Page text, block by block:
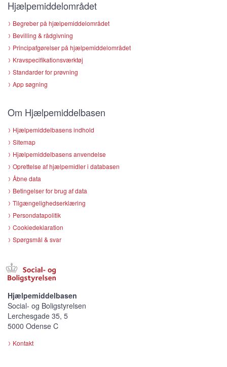
Hjælpemiddelområdet
Begreber på hjælpemiddelområdet
Bevilling & rådgivning
Principafgørelser på hjælpemiddelområdet
Kravspecifikationsværktøj
Standarder for prøvning
App søgning
Om Hjælpemiddelbasen
Hjælpemiddelbasens indhold
Sitemap
Hjælpemiddelbasens anvendelse
Oprettelse af hjælpemidler i databasen
Åbne data
Betingelser for brug af data
Tilgængelighedserklæring
Persondatapolitik
Cookiedeklaration
Spørgsmål & svar
Hjælpemiddelbasen
Social- og Boligstyrelsen
Lerchesgade 35, 5
5000 Odense C
Kontakt